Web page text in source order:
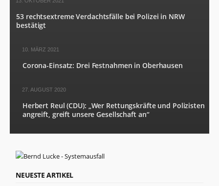
53 rechtsextreme Verdachtsfälle bei Polizei in NRW
bestätigt
10. MÄRZ 2021
Corona-Einsatz: Drei Festnahmen in Oberhausen
27. AUGUST 2020
Herbert Reul (CDU): „Wer Rettungskräfte und Polizisten
angreift, greift unsere Gesellschaft an“
NEUESTE ARTIKEL
können.
Erfahrung
Website
gut wie
möglich
funktioniert.
verschwinden
Funktionen